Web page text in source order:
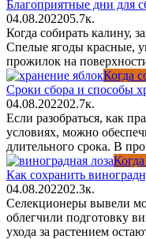
Благоприятные дни для
04.08.202205.7к.
Когда собирать калину,
Спелые ягоды красные,
прожилок на
Когда
Сроки сбора и способы
04.08.202202.7к.
Если разобраться, как
условиях, можно
длительного срока. В
Как сохранить
04.08.202202.3к.
Селекционеры вывели
облегчили подготовку
ухода за растением